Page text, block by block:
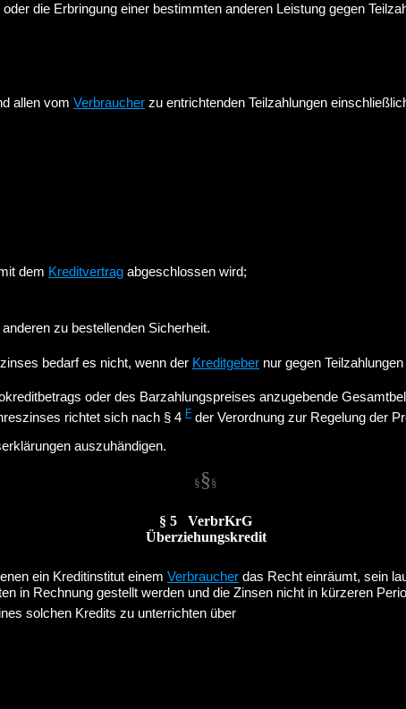
die Erbringung einer bestimmten anderen Leistung gegen
allen vom Verbraucher zu entrichtenden Teilzahlungen
dem Kreditvertrag abgeschlossen wird;
zu bestellenden Sicherheit.
bedarf es nicht, wenn der Kreditgeber nur gegen
oder des Barzahlungspreises anzugebende
richtet sich nach § 4 F der Verordnung zur Regelung der
auszuhändigen.
§ § §
§ 5 VerbrKrG
Überziehungskredit
ein Kreditinstitut einem Verbraucher das Recht einräumt, sein
in Rechnung gestellt werden und die Zinsen nicht in kürzeren
solchen Kredits zu unterrichten über